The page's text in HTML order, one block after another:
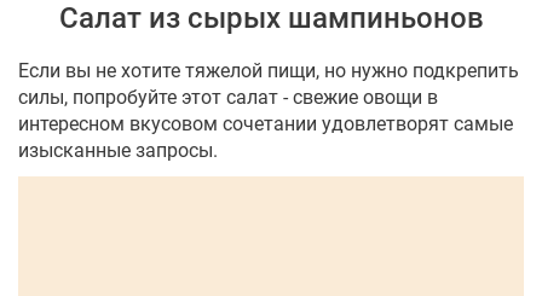
Салат из сырых шампиньонов
Если вы не хотите тяжелой пищи, но нужно подкрепить
силы, попробуйте этот салат - свежие овощи в
интересном вкусовом сочетании удовлетворят самые
изысканные запросы.